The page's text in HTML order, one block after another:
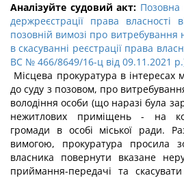
Аналізуйте судовий акт: Позовна
держреєстрації права власності
позовній вимозі про
в скасуванні реєстрації права
ВС № 466/8649/16-ц від 09.11.2021
Місцева прокуратура в інтересах
до суду з позовом, про
володіння особи (що наразі була
нежитлових приміщень - на
громади в особі міської ради.
вимогою, прокуратура просила
власника повернути вказане
приймання-передачі та